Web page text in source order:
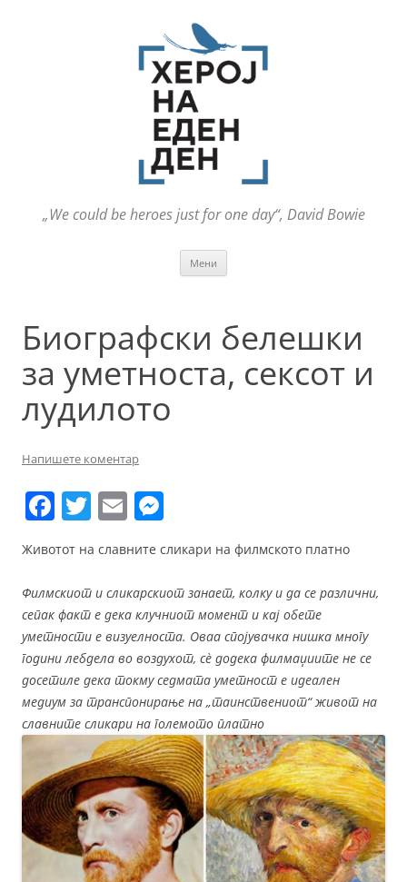
„We could be heroes just for one day“, David Bowie
Мени
Биографски белешки
за уметноста, сексот и
лудилото
Напишете коментар
F
c
e
b
o
o
k
T
itt
er
E
ai
l
ss
e
n
g
er
Животот на славните сликари на филмското платно
Филмскиот и сликарскиот занает, колку и да се различни,
сепак факт е дека клучниот момент и кај обете
уметности е визуелноста. Оваа спојувачка нишка многу
години лебдела во воздухот, сè додека филмаџиите не се
досетиле дека токму седмата уметност е идеален
медиум за транспонирање на „таинствениот“ живот на
славните сликари на големото платно